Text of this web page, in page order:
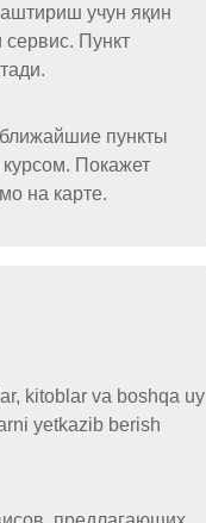
учун яқин
сервис. Пункт
пункты
Покажет
на карте.
kitoblar va boshqa uy
yetkazib berish